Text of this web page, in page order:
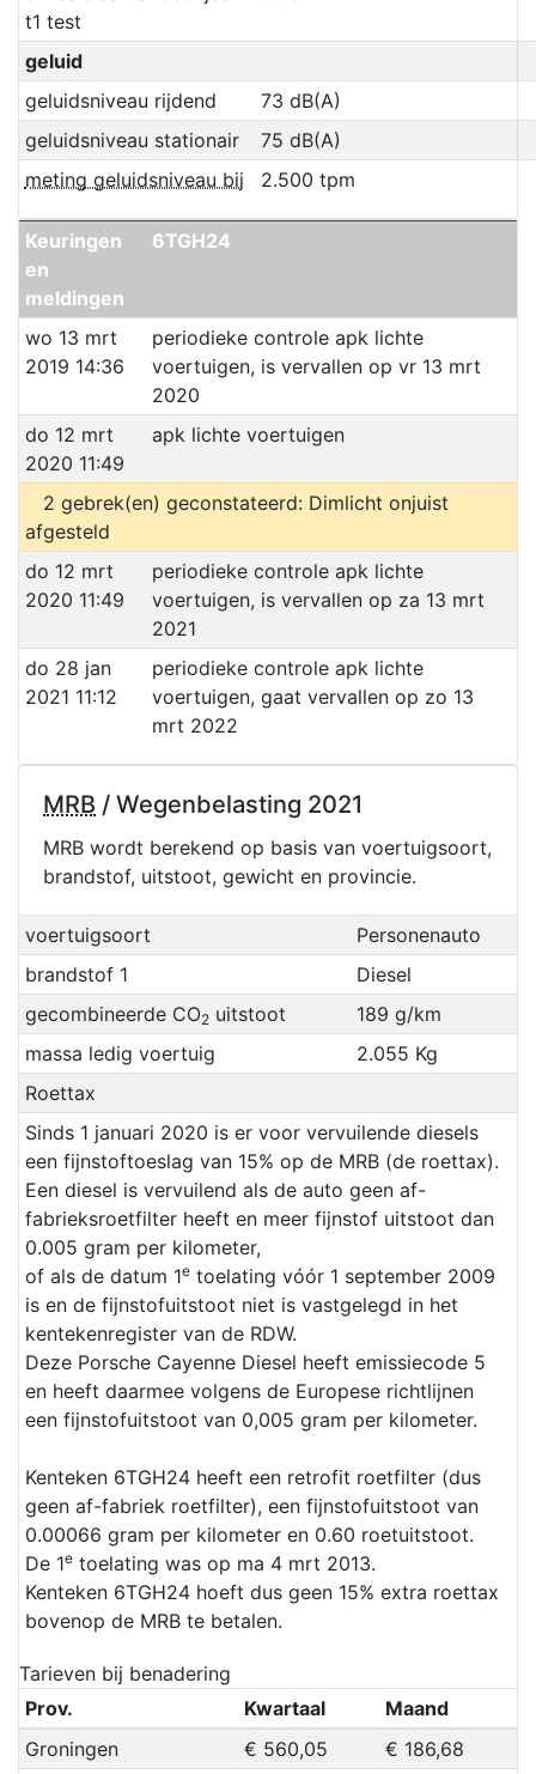
t1 test
geluid
geluidsniveau rijdend
73 dB(A)
geluidsniveau stationair
75 dB(A)
meting geluidsniveau bij
2.500 tpm
Keuringen
en
meldingen
6TGH24
wo 13 mrt
2019 14:36
periodieke controle apk lichte
voertuigen, is vervallen op vr 13 mrt
2020
do 12 mrt
2020 11:49
apk lichte voertuigen
2 gebrek(en) geconstateerd: Dimlicht onjuist
afgesteld
do 12 mrt
2020 11:49
periodieke controle apk lichte
voertuigen, is vervallen op za 13 mrt
2021
do 28 jan
2021 11:12
periodieke controle apk lichte
voertuigen, gaat vervallen op zo 13
mrt 2022
MRB / Wegenbelasting 2021
MRB wordt berekend op basis van voertuigsoort,
brandstof, uitstoot, gewicht en provincie.
voertuigsoort
Personenauto
brandstof 1
Diesel
gecombineerde CO2uitstoot
189 g/km
massa ledig voertuig
2.055 Kg
Roettax
Sinds 1 januari 2020 is er voor vervuilende diesels
een fijnstoftoeslag van 15% op de MRB (de roettax).
Een diesel is vervuilend als de auto geen af-
fabrieksroetfilter heeft en meer fijnstof uitstoot dan
0.005 gram per kilometer,
of als de datum 1etoelating vóór 1 september 2009
is en de fijnstofuitstoot niet is vastgelegd in het
kentekenregister van de RDW.
Deze Porsche Cayenne Diesel heeft emissiecode 5
en heeft daarmee volgens de Europese richtlijnen
een fijnstofuitstoot van 0,005 gram per kilometer.
Kenteken 6TGH24 heeft een retrofit roetfilter (dus
geen af-fabriek roetfilter), een fijnstofuitstoot van
0.00066 gram per kilometer en 0.60 roetuitstoot.
De 1etoelating was op ma 4 mrt 2013.
Kenteken 6TGH24 hoeft dus geen 15% extra roettax
bovenop de MRB te betalen.
Tarieven bij benadering
Prov.
Kwartaal
Maand
Groningen
€ 560,05
€ 186,68